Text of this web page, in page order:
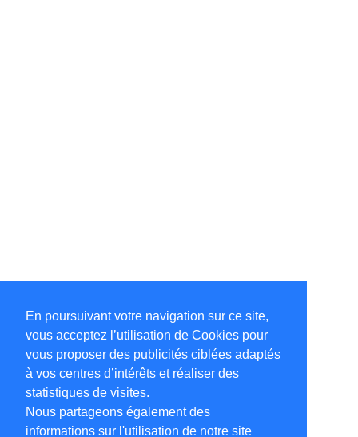
En poursuivant votre navigation sur ce site,
vous acceptez l’utilisation de Cookies pour
vous proposer des publicités ciblées adaptés
à vos centres d’intérêts et réaliser des
statistiques de visites.
Nous partageons également des
informations sur l'utilisation de notre site